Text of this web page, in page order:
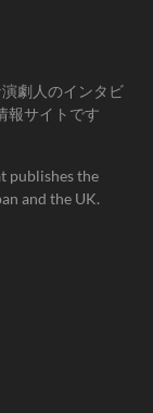
劇人のインタビ
報サイトです
publishes the
and the UK.